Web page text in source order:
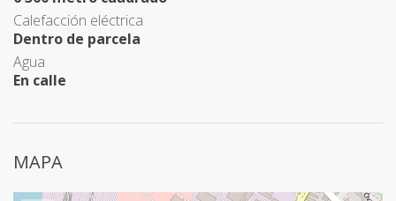
Calefacción eléctrica
Dentro de parcela
Agua
En calle
MAPA